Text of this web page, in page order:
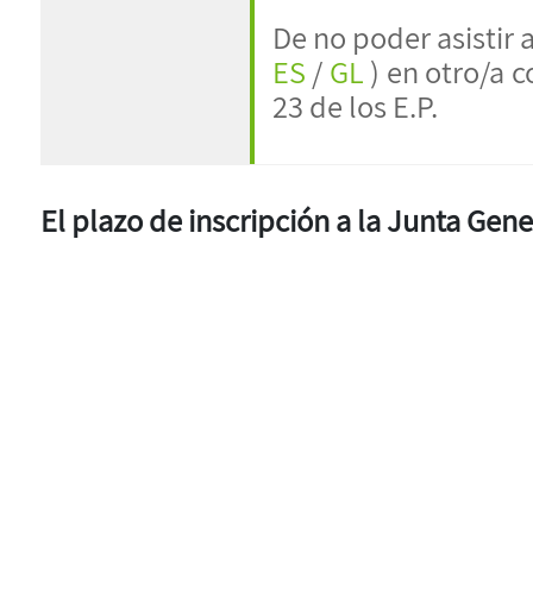
De no poder asistir
ES / GL ) en otro/a
23 de los E.P.
El plazo de inscripción a la Junta